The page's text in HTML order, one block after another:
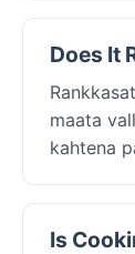
Does It
maata
kahtena
Is